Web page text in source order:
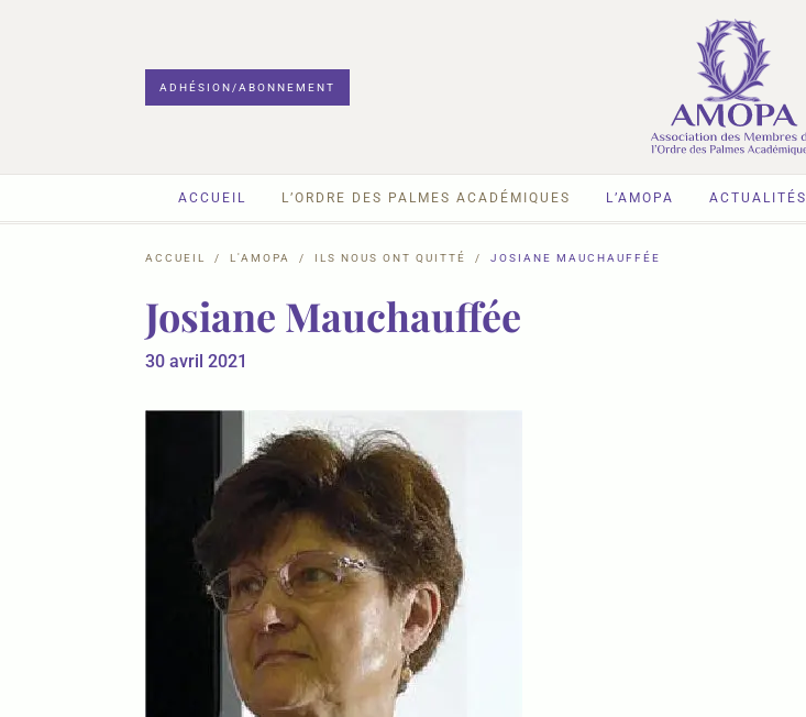
ADHÉSION/ABONNEMENT
ACCUEIL L’ORDRE DES PALMES ACADÉMIQUES L’AMOPA ACTUALITÉS
ACCUEIL L'AMOPA ILS NOUS ONT QUITTÉ JOSIANE MAUCHAUFFÉE
Josiane Mauchauffée
30 avril 2021